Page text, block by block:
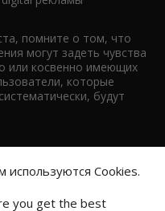
помните о том, что
могут задеть чувства
или косвенно имеющих
которые
будут
используются Cookies.
you get the best